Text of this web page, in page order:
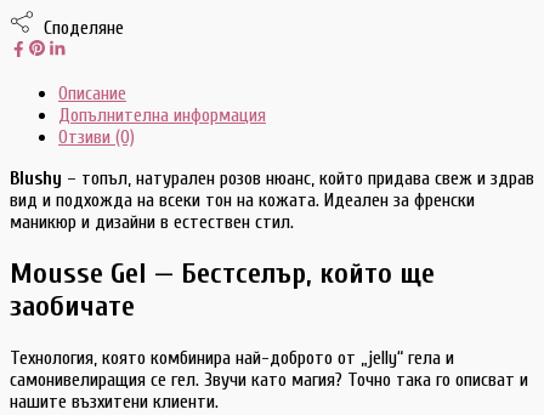
Споделяне
Описание
Допълнителна информация
Отзиви (0)
Blushy – топъл, натурален розов нюанс, който придава свеж и здрав
вид и подхожда на всеки тон на кожата. Идеален за френски
маникюр и дизайни в естествен стил.
Mousse Gel — Бестселър, който ще
заобичате
Технология, която комбинира най-доброто от „jelly“ гела и
самонивелиращия се гел. Звучи като магия? Точно така го описват и
нашите възхитени клиенти.